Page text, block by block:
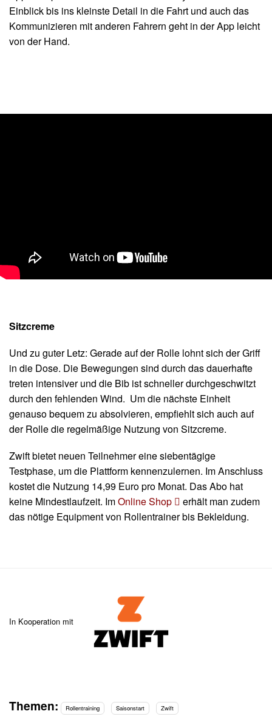
Einblick bis ins kleinste Detail in die Fahrt und auch das
Kommunizieren mit anderen Fahrern geht in der App leicht
von der Hand.
Sitzcreme
Und zu guter Letz: Gerade auf der Rolle lohnt sich der Griff
in die Dose. Die Bewegungen sind durch das dauerhafte
treten intensiver und die Bib ist schneller durchgeschwitzt
durch den fehlenden Wind. Um die nächste Einheit
genauso bequem zu absolvieren, empfiehlt sich auch auf
der Rolle die regelmäßige Nutzung von Sitzcreme.
Zwift bietet neuen Teilnehmer eine siebentägige
Testphase, um die Plattform kennenzulernen. Im Anschluss
kostet die Nutzung 14,99 Euro pro Monat. Das Abo hat
keine Mindestlaufzeit. ImOnline Shop
erhält man zudem
das nötige Equipment von Rollentrainer bis Bekleidung.
In Kooperation mit
Themen: Rollentraining Saisonstart Zwift